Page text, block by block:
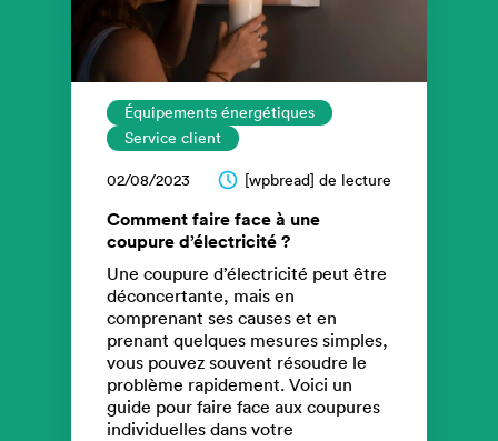
Équipements énergétiques
Service client
02/08/2023 [wpbread] de lecture
Comment faire face à une
coupure d’électricité ?
Une coupure d’électricité peut être
déconcertante, mais en
comprenant ses causes et en
prenant quelques mesures simples,
vous pouvez souvent résoudre le
problème rapidement. Voici un
guide pour faire face aux coupures
individuelles dans votre